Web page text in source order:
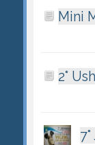
Mini
2°